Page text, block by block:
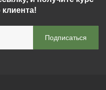
клиента!